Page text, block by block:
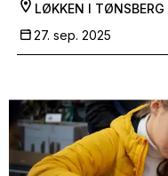
LØKKEN I TØNSBERG
27. sep. 2025